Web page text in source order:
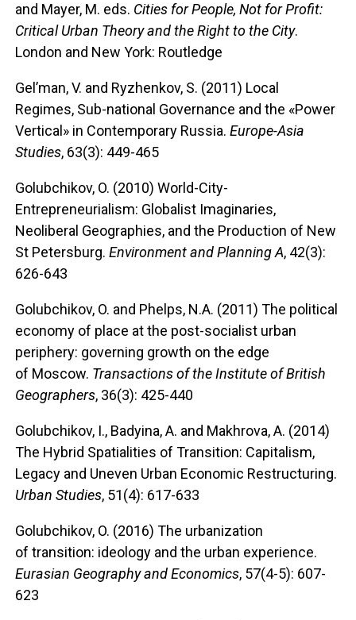
and Mayer, M. eds. Cities for People, Not for Profit:
Critical Urban Theory and the Right to the City.
London and New York: Routledge
Gel’man, V. and Ryzhenkov, S. (2011) Local
Regimes, Sub-national Governance and the «Power
Vertical» in Contemporary Russia.Europe-Asia
Studies, 63(3): 449-465
Golubchikov, O. (2010) World-City-
Entrepreneurialism: Globalist Imaginaries,
Neoliberal Geographies, and the Production of New
St Petersburg. Environment and Planning A, 42(3):
626-643
Golubchikov, O. and Phelps, N.A. (2011) The political
economy of place at the post-socialist urban
periphery: governing growth on the edge
of Moscow. Transactions of the Institute of British
Geographers, 36(3): 425-440
Golubchikov, I., Badyina, A. and Makhrova, A. (2014)
The Hybrid Spatialities of Transition: Capitalism,
Legacy and Uneven Urban Economic Restructuring.
Urban Studies, 51(4): 617-633
Golubchikov, O. (2016) The urbanization
of transition: ideology and the urban experience.
Eurasian Geography and Economics, 57(4-5): 607-
623